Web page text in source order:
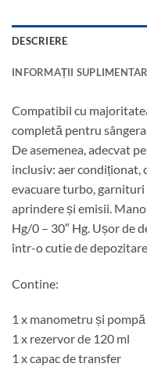
DESCRIERE
INFORMAȚII
Compatibil cu
completă pentru
De asemenea, adecvat
inclusiv: aer condiționat,
evacuare turbo,
aprindere și emisii.
Hg/0 – 30″ Hg. Ușor de
într-o cutie de
Contine:
1 x manometru și
1 x rezervor de 120 ml
1 x capac de transfer